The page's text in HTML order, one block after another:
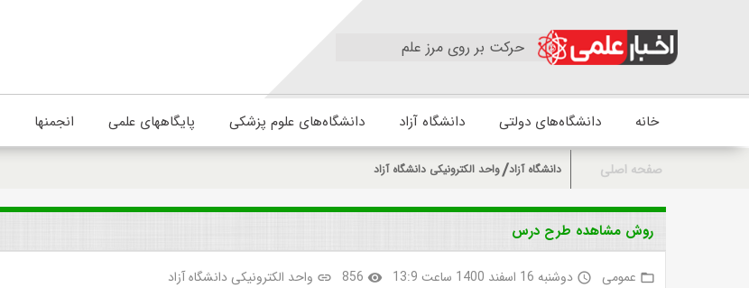
حرکت بر روی مرز علم
خانه دانشگاه‌های دولتی دانشگاه آزاد دانشگاه‌های علوم پزشکی پایگاههای علمی انجمنها
صفحه اصلی دانشگاه آزاد واحد الکترونیکی دانشگاه آزاد
روش مشاهده طرح درس
folder_open عمومی access_time دوشنبه 16 اسفند 1400 ساعت 13:9 visibility
856
link واحد الکترونیکی دانشگاه آزاد